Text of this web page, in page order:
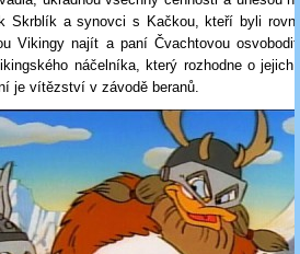
Skrblík a synovci s Kačkou, kteří byli
Vikingy najít a paní Čvachtovou
náčelníka, který rozhodne o jejich
je vítězství v závodě beranů.